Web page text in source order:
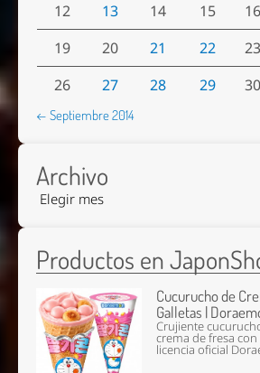
12
13 14 15 16
19
20 21 22 23
26
27 28 29 30
← Septiembre 2014
Archivo
Productos en
Cucurucho de
Galletas |
Crujiente
crema de fresa
licencia oficial